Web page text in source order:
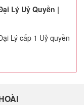
Lý Uỷ Quyền |
Lý cấp 1 Uỷ quyền